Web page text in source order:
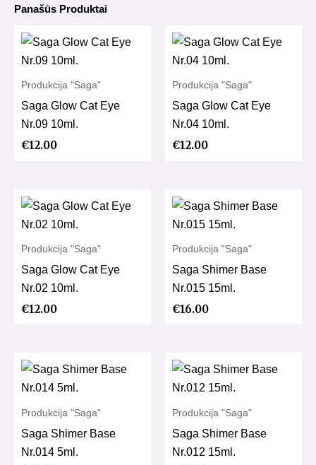
Panašūs Produktai
Produkcija "Saga"
Saga Glow Cat Eye
Nr.09 10ml.
€12.00
Produkcija "Saga"
Saga Glow Cat Eye
Nr.04 10ml.
€12.00
Produkcija "Saga"
Saga Glow Cat Eye
Nr.02 10ml.
€12.00
Produkcija "Saga"
Saga Shimer Base
Nr.015 15ml.
€16.00
Produkcija "Saga"
Saga Shimer Base
Nr.014 5ml.
Produkcija "Saga"
Saga Shimer Base
Nr.012 15ml.